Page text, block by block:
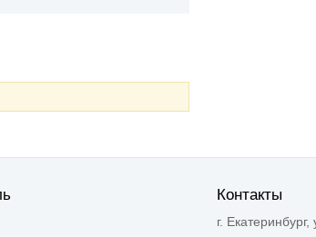
Контакты
г.